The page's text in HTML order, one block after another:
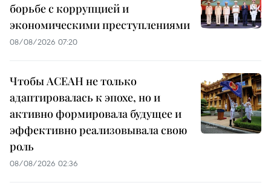
борьбе с коррупцией и
экономическими преступлениями
08/08/2026 07:20
Чтобы АСЕАН не только
адаптировалась к эпохе, но и
активно формировала будущее и
эффективно реализовывала свою
роль
08/08/2026 02:36